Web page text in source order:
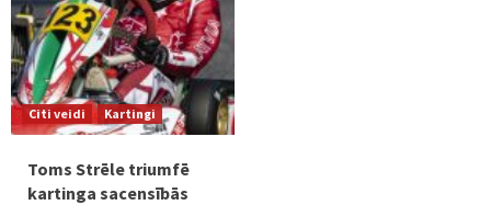
Citi veidi Kartingi
Toms Strēle triumfē
kartinga sacensībās